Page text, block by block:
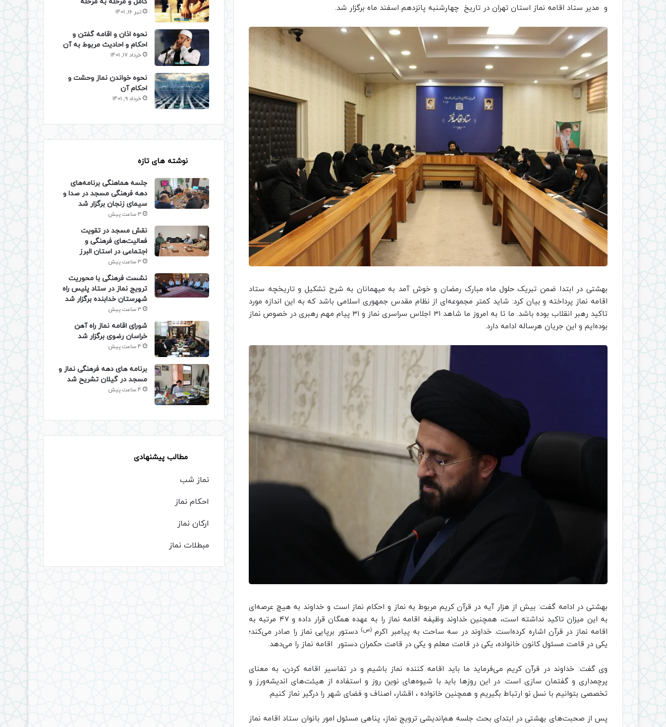
و مدیر ستاد اقامه نماز استان تهران در تاریخ چهارشنبه پانزدهم اسفند ماه برگزار شد.
بهشتی در ابتدا ضمن تبریک حلول ماه مبارک رمضان و خوش آمد به میهمانان به شرح تشکیل و تاریخچه ستاد
اقامه نماز پرداخته و بیان کرد: شاید کمتر مجموعه‌ای از نظام مقدس جمهوری اسلامی باشد که به این اندازه مورد
تاکید رهبر انقلاب بوده باشد. ما تا به امروز ما شاهد ۳۱ اجلاس سراسری نماز و ۳۱ پیام مهم رهبری در خصوص نماز
بوده‌ایم و این جریان هرساله ادامه دارد.
بهشتی در ادامه گفت: بیش از هزار آیه در قرآن کریم مربوط به نماز و احکام نماز است و خداوند به هیچ عرصه‌ای
به این میزان تاکید نداشته است، همچنین خداوند وظیفه اقامه نماز را به عهده همگان قرار داده و ۴۷ مرتبه به
اقامه نماز در قرآن اشاره کرده‌است. خداوند در سه ساحت به پیامبر اکرم(ص) دستور برپایی نماز را صادر می‌کند؛
یکی در قامت مسئول کانون خانواده، یکی در قامت معلم و یکی در قامت حکمران دستور اقامه نماز را می‌دهد.
وی گفت: خداوند در قرآن کریم می‌فرماید ما باید اقامه کننده نماز باشیم و در تفاسیر اقامه کردن، به معنای
پرچمداری و گفتمان سازی است. در این روزها باید با شیوه‌های نوین روز و استفاده از هیئت‌های اندیشه‌ورز و
تخصصی بتوانیم با نسل نو ارتباط بگیریم و همچنین خانواده ، اقشار، اصناف و فضای شهر را درگیر نماز کنیم.
پس از صحبت‌های بهشتی در ابتدای بحث جلسه هم‌اندیشی ترویج نماز، پناهی مسئول امور بانوان ستاد اقامه نماز
تیر 16, 1401
نحوه اذان و اقامه گفتن و
احکام و احادیث مربوط به آن
خرداد 17, 1401
نحوه خواندن نماز وحشت و
احکام آن
خرداد 9, 1401
نوشته های تازه
جلسه هماهنگی برنامه‌های
دهه فرهنگی مسجد در صدا و
سیمای زنجان برگزار شد
3 ساعت پیش
نقش مسجد در تقویت
فعالیت‌های فرهنگی و
اجتماعی در استان البرز
3 ساعت پیش
نشست فرهنگی با محوریت
ترویج نماز در ستاد پلیس راه
شهرستان خدابنده برگزار شد
3 ساعت پیش
شورای اقامه نماز راه آهن
خراسان رضوی برگزار شد
4 ساعت پیش
برنامه های دهه فرهنگی نماز و
مسجد در گیلان تشریح شد
4 ساعت پیش
مطالب پیشنهادی
نماز شب
احکام نماز
ارکان نماز
مبطلات نماز